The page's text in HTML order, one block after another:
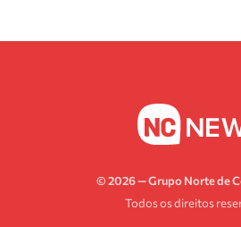
© 2026 — Grupo Norte de
Todos os direitos